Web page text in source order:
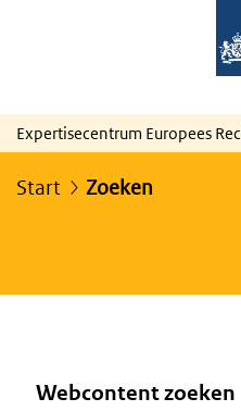
Expertisecentrum Europees
Start Zoeken
Webcontent zoeken